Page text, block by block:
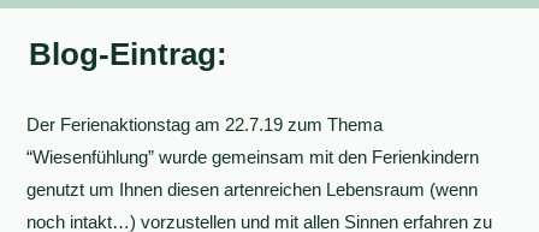
Blog-Eintrag:
Der Ferienaktionstag am 22.7.19 zum Thema
“Wiesenfühlung” wurde gemeinsam mit den Ferienkindern
genutzt um Ihnen diesen artenreichen Lebensraum (wenn
noch intakt…) vorzustellen und mit allen Sinnen erfahren zu